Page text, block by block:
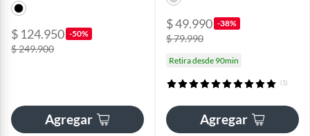
$ 124.950 -50%
$ 249.900
Agregar
$ 49.990 -38%
$ 79.990
Retira desde 90min
(1)
Agregar